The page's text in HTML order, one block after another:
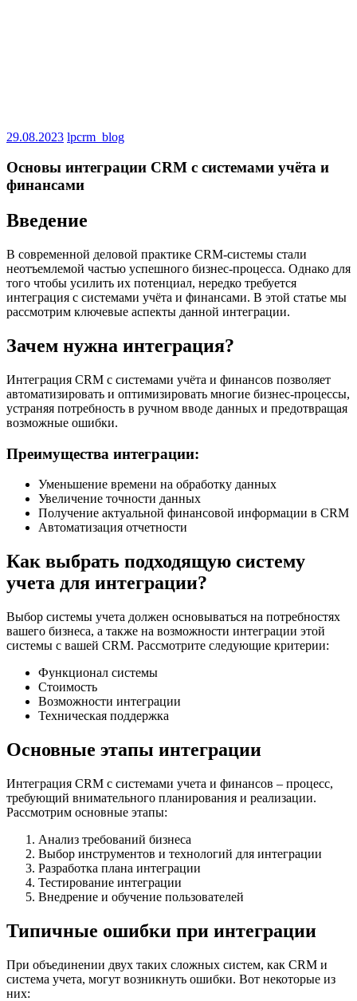
29.08.2023 lpcrm_blog
Основы интеграции CRM с системами учёта и
финансами
Введение
В современной деловой практике CRM-системы стали
неотъемлемой частью успешного бизнес-процесса. Однако для
того чтобы усилить их потенциал, нередко требуется
интеграция с системами учёта и финансами. В этой статье мы
рассмотрим ключевые аспекты данной интеграции.
Зачем нужна интеграция?
Интеграция CRM с системами учёта и финансов позволяет
автоматизировать и оптимизировать многие бизнес-процессы,
устраняя потребность в ручном вводе данных и предотвращая
возможные ошибки.
Преимущества интеграции:
Уменьшение времени на обработку данных
Увеличение точности данных
Получение актуальной финансовой информации в CRM
Автоматизация отчетности
Как выбрать подходящую систему
учета для интеграции?
Выбор системы учета должен основываться на потребностях
вашего бизнеса, а также на возможности интеграции этой
системы с вашей CRM. Рассмотрите следующие критерии:
Функционал системы
Стоимость
Возможности интеграции
Техническая поддержка
Основные этапы интеграции
Интеграция CRM с системами учета и финансов – процесс,
требующий внимательного планирования и реализации.
Рассмотрим основные этапы:
Анализ требований бизнеса
Выбор инструментов и технологий для интеграции
Разработка плана интеграции
Тестирование интеграции
Внедрение и обучение пользователей
Типичные ошибки при интеграции
При объединении двух таких сложных систем, как CRM и
система учета, могут возникнуть ошибки. Вот некоторые из
них: